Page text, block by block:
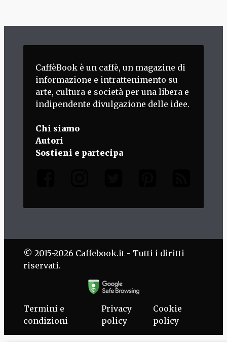
CaffèBook è un caffè, un magazine di
informazione e intrattenimento su
arte, cultura e società per una libera e
indipendente divulgazione delle idee.
Chi siamo
Autori
Sostieni e partecipa
© 2015-2026 Caffebook.it - Tutti i diritti
riservati.
Termini e
condizioni
Privacy
policy
Cookie
policy